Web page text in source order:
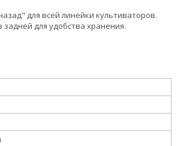
для всей линейки культиваторов.
для удобства хранения.